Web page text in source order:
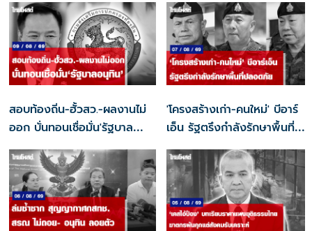
สอบท้องถิ่น-ฮั้วสว.-ผลงานไม่
ออก บั่นทอนเชื่อมั่น'รัฐบาล
อนุทิน'
'โครงสร้างเก่า-คนใหม่' บีอาร์
เอ็น รัฐตรึงกำลังรักษาพื้นที่
ปลอดภัย